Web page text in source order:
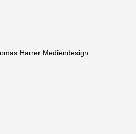
Harrer Mediendesign